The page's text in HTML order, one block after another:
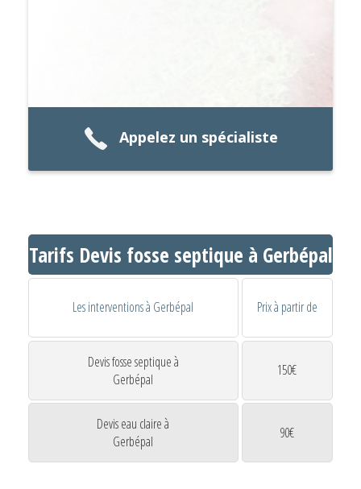
Appelez un spécialiste
Tarifs Devis fosse septique à Gerbépal
Les interventions à Gerbépal Prix à partir de
Devis fosse septique à
Gerbépal
150€
Devis eau claire à
Gerbépal
90€